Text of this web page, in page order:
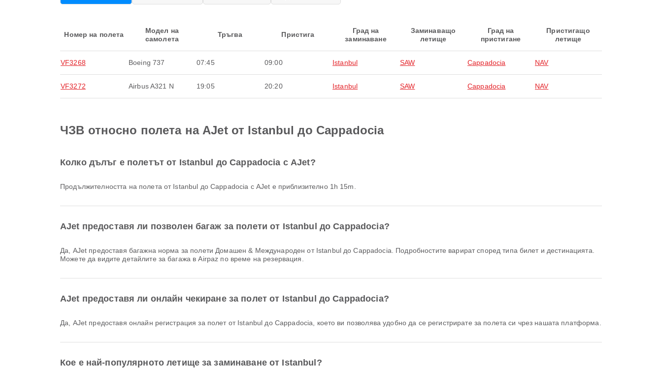
Номер на полета
Модел на
самолета
Тръгва Пристига
Град на
заминаване
Заминаващо
летище
Град на
пристигане
Пристигащо
летище
VF3268 Boeing 737 07:45 09:00 Istanbul SAW Cappadocia NAV
VF3272 Airbus A321 N 19:05 20:20 Istanbul SAW Cappadocia NAV
ЧЗВ относно полета на AJet от Istanbul до Cappadocia
Колко дълъг е полетът от Istanbul до Cappadocia с AJet?
Продължителността на полета от Istanbul до Cappadocia с AJet е приблизително 1h 15m.
AJet предоставя ли позволен багаж за полети от Istanbul до Cappadocia?
Да, AJet предоставя багажна норма за полети Домашен & Международен от Istanbul до Cappadocia. Подробностите варират според типа билет и дестинацията.
Можете да видите детайлите за багажа в Airpaz по време на резервация.
AJet предоставя ли онлайн чекиране за полет от Istanbul до Cappadocia?
Да, AJet предоставя онлайн регистрация за полет от Istanbul до Cappadocia, което ви позволява удобно да се регистрирате за полета си чрез нашата платформа.
Кое е най-популярното летище за заминаване от Istanbul?